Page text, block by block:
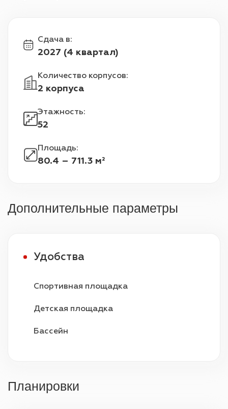
Сдача в:
2027 (4 квартал)
Количество корпусов:
2 корпуса
Этажность:
52
Площадь:
80.4 – 711.3 м²
Дополнительные параметры
Удобства
Спортивная площадка
Детская площадка
Бассейн
Планировки